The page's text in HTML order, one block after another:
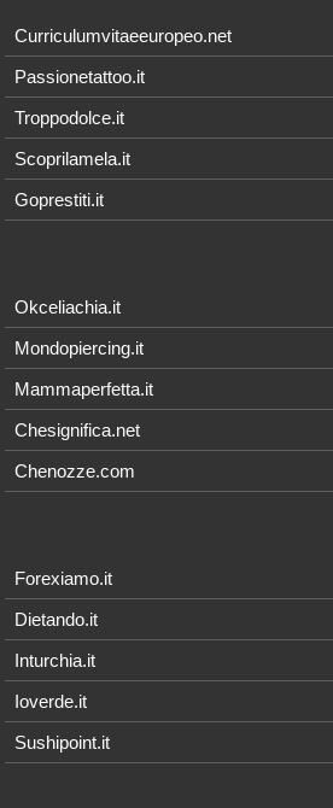
Curriculumvitaeeuropeo.net
Passionetattoo.it
Troppodolce.it
Scoprilamela.it
Goprestiti.it
Okceliachia.it
Mondopiercing.it
Mammaperfetta.it
Chesignifica.net
Chenozze.com
Forexiamo.it
Dietando.it
Inturchia.it
Ioverde.it
Sushipoint.it